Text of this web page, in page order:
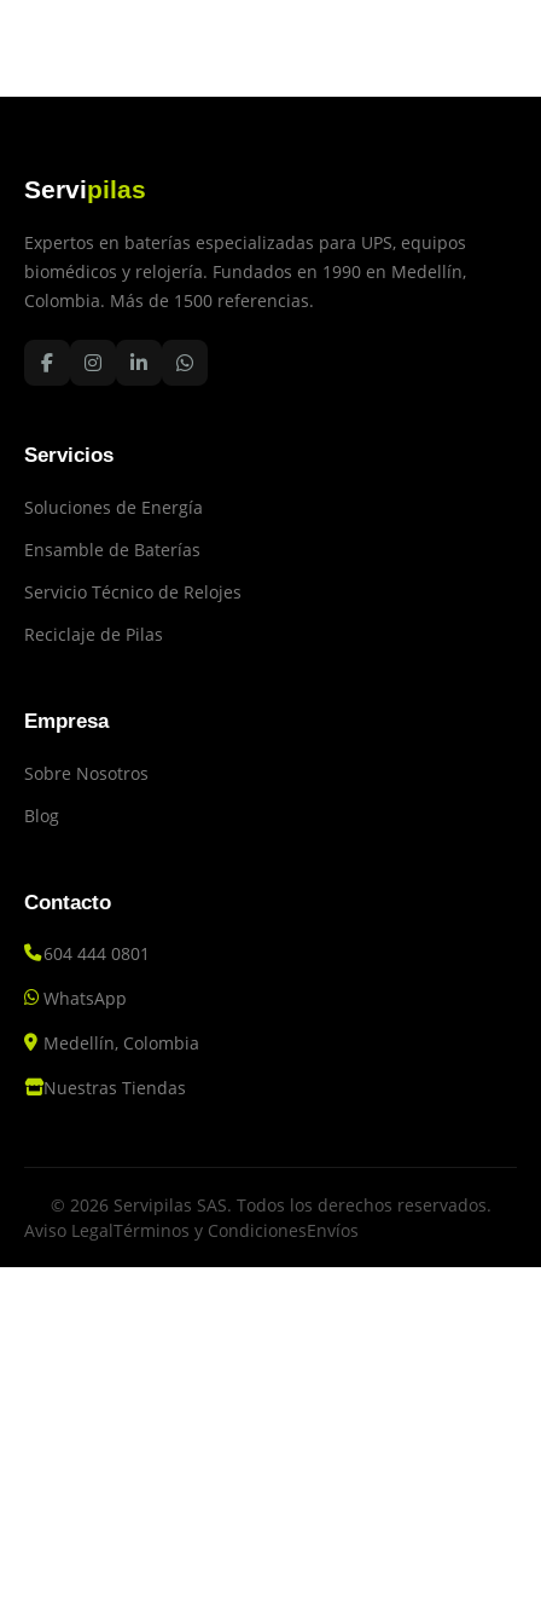
Servipilas
Expertos en baterías especializadas para UPS, equipos
biomédicos y relojería. Fundados en 1990 en Medellín,
Colombia. Más de 1500 referencias.
Servicios
Soluciones de Energía
Ensamble de Baterías
Servicio Técnico de Relojes
Reciclaje de Pilas
Empresa
Sobre Nosotros
Blog
Contacto
604 444 0801
WhatsApp
Medellín, Colombia
Nuestras Tiendas
© 2026 Servipilas SAS. Todos los derechos reservados.
Aviso LegalTérminos y CondicionesEnvíos